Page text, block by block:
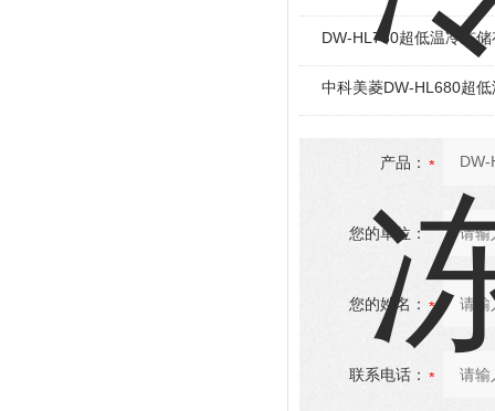
DW-HL780超低温冷冻储
中科美菱DW-HL680超
产品：
您的单位：
您的姓名：
联系电话：